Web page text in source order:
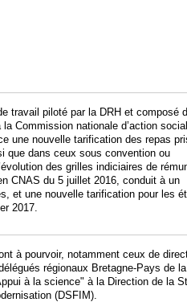
travail piloté par la DRH et composé
Commission nationale d’action
une nouvelle tarification des repas
que dans ceux sous convention ou
des grilles indiciaires de
CNAS du 5 juillet 2016, conduit à un
et une nouvelle tarification pour les
2017.
à pourvoir, notamment ceux de
régionaux Bretagne-Pays de
à la science" à la Direction de la
(DSFIM).